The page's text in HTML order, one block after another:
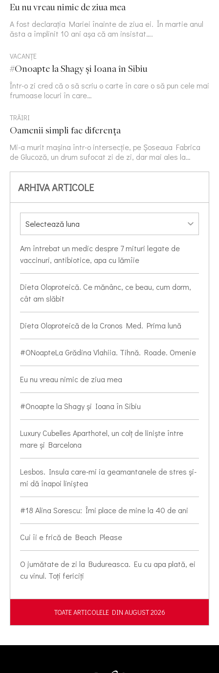
Eu nu vreau nimic de ziua mea
A fost declarația Mariei înainte de ziua ei. În martie anul
ăsta a împlinit 10 ani așa că am insistat….
VACANȚE
#Onoapte la Shagy și Ioana în Sibiu
Într-o zi cred că o să scriu o carte în care o să pun cele mai
frumoase locuri în care…
TRĂIRI
Oamenii simpli fac diferența
Mi-a murit mașina într-o intersecție, pe Șoseaua Fabrica
de Glucoză, un drum sufocat zi de zi, dar mai ales la…
ARHIVA ARTICOLE
Am întrebat un medic despre 7 mituri legate de
vaccinuri, antibiotice, apa cu lămîie
Dieta Oloproteică. Ce mănânc, ce beau, cum dorm,
cât am slăbit
Dieta Oloproteică de la Cronos Med. Prima lună
#ONoapteLa Grădina Vlahiia. Tihnă. Roade. Omenie
Eu nu vreau nimic de ziua mea
#Onoapte la Shagy și Ioana în Sibiu
Luxury Cubelles Aparthotel, un colț de liniște între
mare și Barcelona
Lesbos. Insula care-mi ia geamantanele de stres și-
mi dă înapoi liniștea
#18 Alina Sorescu: Îmi place de mine la 40 de ani
Cui îi e frică de Beach Please
O jumătate de zi la Budureasca. Eu cu apa plată, ei
cu vinul. Toți fericiți
TOATE ARTICOLELE DIN AUGUST 2026